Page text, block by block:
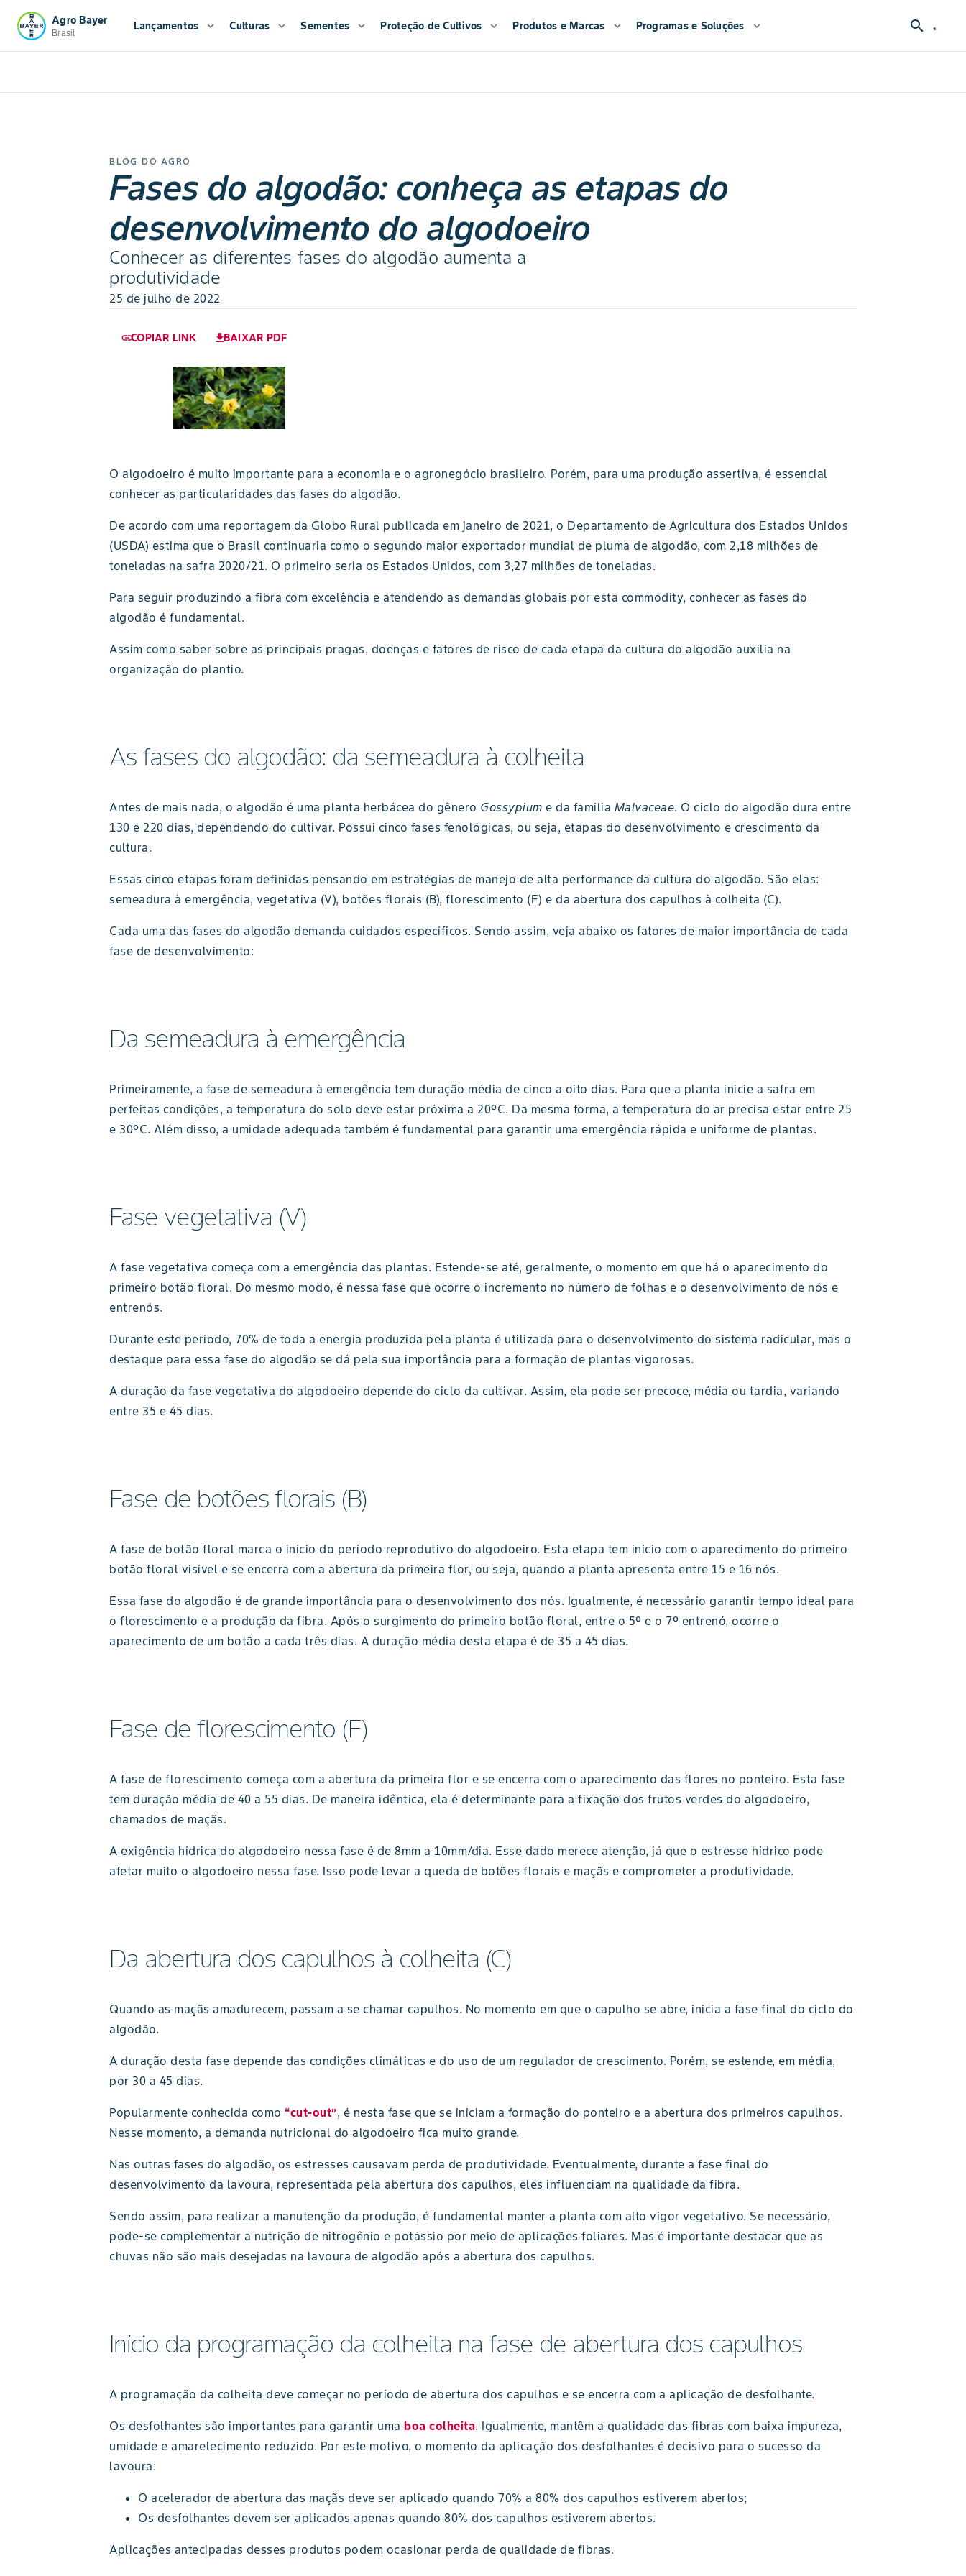
Agro Bayer
Brasil
Lançamentos expand_more Culturas expand_more Sementes expand_more Proteção de Cultivos expand_more Produtos e Marcas expand_more Programas e Soluções expand_more search
BLOG DO AGRO
Fases do algodão: conheça as etapas do
desenvolvimento do algodoeiro
Conhecer as diferentes fases do algodão aumenta a
produtividade
25 de julho de 2022
COPIAR LINK
link BAIXAR PDF
download
O algodoeiro é muito importante para a economia e o agronegócio brasileiro. Porém, para uma produção assertiva, é essencial
conhecer as particularidades das fases do algodão.
De acordo com uma reportagem da Globo Rural publicada em janeiro de 2021, o Departamento de Agricultura dos Estados Unidos
(USDA) estima que o Brasil continuaria como o segundo maior exportador mundial de pluma de algodão, com 2,18 milhões de
toneladas na safra 2020/21. O primeiro seria os Estados Unidos, com 3,27 milhões de toneladas.
Para seguir produzindo a fibra com excelência e atendendo as demandas globais por esta commodity, conhecer as fases do
algodão é fundamental.
Assim como saber sobre as principais pragas, doenças e fatores de risco de cada etapa da cultura do algodão auxilia na
organização do plantio.
As fases do algodão: da semeadura à colheita
Antes de mais nada, o algodão é uma planta herbácea do gênero Gossypium e da família Malvaceae. O ciclo do algodão dura entre
130 e 220 dias, dependendo do cultivar. Possui cinco fases fenológicas, ou seja, etapas do desenvolvimento e crescimento da
cultura.
Essas cinco etapas foram definidas pensando em estratégias de manejo de alta performance da cultura do algodão. São elas:
semeadura à emergência, vegetativa (V), botões florais (B), florescimento (F) e da abertura dos capulhos à colheita (C).
Cada uma das fases do algodão demanda cuidados específicos. Sendo assim, veja abaixo os fatores de maior importância de cada
fase de desenvolvimento:
Da semeadura à emergência
Primeiramente, a fase de semeadura à emergência tem duração média de cinco a oito dias. Para que a planta inicie a safra em
perfeitas condições, a temperatura do solo deve estar próxima a 20ºC. Da mesma forma, a temperatura do ar precisa estar entre 25
e 30ºC. Além disso, a umidade adequada também é fundamental para garantir uma emergência rápida e uniforme de plantas.
Fase vegetativa (V)
A fase vegetativa começa com a emergência das plantas. Estende-se até, geralmente, o momento em que há o aparecimento do
primeiro botão floral. Do mesmo modo, é nessa fase que ocorre o incremento no número de folhas e o desenvolvimento de nós e
entrenós.
Durante este período, 70% de toda a energia produzida pela planta é utilizada para o desenvolvimento do sistema radicular, mas o
destaque para essa fase do algodão se dá pela sua importância para a formação de plantas vigorosas.
A duração da fase vegetativa do algodoeiro depende do ciclo da cultivar. Assim, ela pode ser precoce, média ou tardia, variando
entre 35 e 45 dias.
Fase de botões florais (B)
A fase de botão floral marca o início do período reprodutivo do algodoeiro. Esta etapa tem início com o aparecimento do primeiro
botão floral visível e se encerra com a abertura da primeira flor, ou seja, quando a planta apresenta entre 15 e 16 nós.
Essa fase do algodão é de grande importância para o desenvolvimento dos nós. Igualmente, é necessário garantir tempo ideal para
o florescimento e a produção da fibra. Após o surgimento do primeiro botão floral, entre o 5º e o 7º entrenó, ocorre o
aparecimento de um botão a cada três dias. A duração média desta etapa é de 35 a 45 dias.
Fase de florescimento (F)
A fase de florescimento começa com a abertura da primeira flor e se encerra com o aparecimento das flores no ponteiro. Esta fase
tem duração média de 40 a 55 dias. De maneira idêntica, ela é determinante para a fixação dos frutos verdes do algodoeiro,
chamados de maçãs.
A exigência hídrica do algodoeiro nessa fase é de 8mm a 10mm/dia. Esse dado merece atenção, já que o estresse hídrico pode
afetar muito o algodoeiro nessa fase. Isso pode levar a queda de botões florais e maçãs e comprometer a produtividade.
Da abertura dos capulhos à colheita (C)
Quando as maçãs amadurecem, passam a se chamar capulhos. No momento em que o capulho se abre, inicia a fase final do ciclo do
algodão.
A duração desta fase depende das condições climáticas e do uso de um regulador de crescimento. Porém, se estende, em média,
por 30 a 45 dias.
Popularmente conhecida como “cut-out”, é nesta fase que se iniciam a formação do ponteiro e a abertura dos primeiros capulhos.
Nesse momento, a demanda nutricional do algodoeiro fica muito grande.
Nas outras fases do algodão, os estresses causavam perda de produtividade. Eventualmente, durante a fase final do
desenvolvimento da lavoura, representada pela abertura dos capulhos, eles influenciam na qualidade da fibra.
Sendo assim, para realizar a manutenção da produção, é fundamental manter a planta com alto vigor vegetativo. Se necessário,
pode-se complementar a nutrição de nitrogênio e potássio por meio de aplicações foliares. Mas é importante destacar que as
chuvas não são mais desejadas na lavoura de algodão após a abertura dos capulhos.
Início da programação da colheita na fase de abertura dos capulhos
A programação da colheita deve começar no período de abertura dos capulhos e se encerra com a aplicação de desfolhante.
Os desfolhantes são importantes para garantir uma boa colheita. Igualmente, mantêm a qualidade das fibras com baixa impureza,
umidade e amarelecimento reduzido. Por este motivo, o momento da aplicação dos desfolhantes é decisivo para o sucesso da
lavoura:
O acelerador de abertura das maçãs deve ser aplicado quando 70% a 80% dos capulhos estiverem abertos;
Os desfolhantes devem ser aplicados apenas quando 80% dos capulhos estiverem abertos.
Aplicações antecipadas desses produtos podem ocasionar perda de qualidade de fibras.